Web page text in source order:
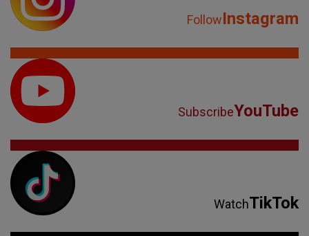
FollowInstagram
SubscribeYouTube
WatchTikTok